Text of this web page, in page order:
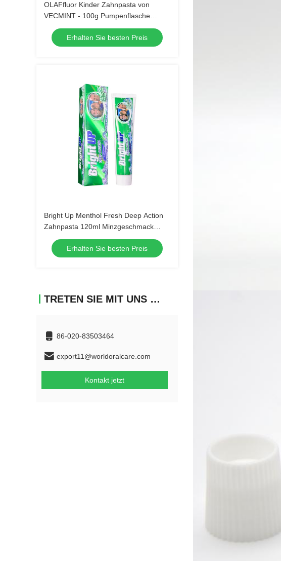
OLAFfluor Kinder Zahnpasta von
VECMINT - 100g Pumpenflasche
Erdbeergeschmack sichere
Mundpflege Zahnpasta für Kinder 
tägliche Hygiene
Erhalten Sie besten Preis
Bright Up Menthol Fresh Deep Action
Zahnpasta 120ml Minzgeschmack
Mundhygiene Großbestellung
Großhandel Zahnpflegeprodukte
Erhalten Sie besten Preis
TRETEN SIE MIT UNS IN VERBINDUNG
86-020-83503464
export11@worldoralcare.com
Kontakt jetzt